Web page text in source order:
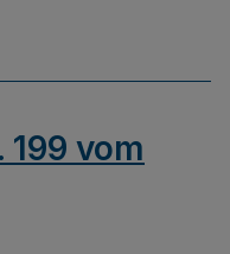
199 vom